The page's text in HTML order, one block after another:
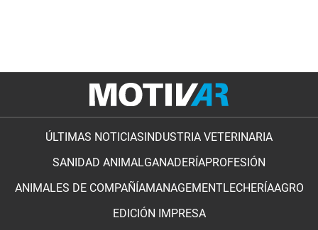
ÚLTIMAS NOTICIAS INDUSTRIA VETERINARIA
SANIDAD ANIMALGANADERÍAPROFESIÓN
ANIMALES DE COMPAÑÍAMANAGEMENTLECHERÍAAGRO
EDICIÓN IMPRESA